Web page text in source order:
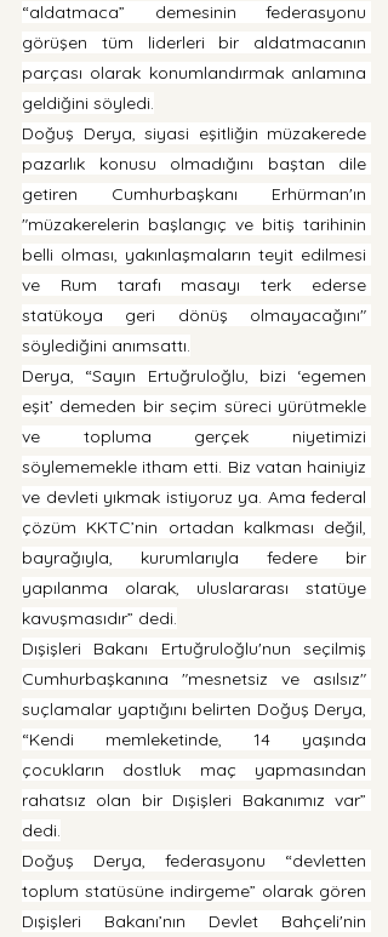
“aldatmaca” demesinin federasyonu
görüşen tüm liderleri bir aldatmacanın
parçası olarak konumlandırmak anlamına
geldiğini söyledi.
Doğuş Derya, siyasi eşitliğin müzakerede
pazarlık konusu olmadığını baştan dile
getiren Cumhurbaşkanı Erhürman'ın
"müzakerelerin başlangıç ve bitiş tarihinin
belli olması, yakınlaşmaların teyit edilmesi
ve Rum tarafı masayı terk ederse
statükoya geri dönüş olmayacağını"
söylediğini anımsattı.
Derya, “Sayın Ertuğruloğlu, bizi ‘egemen
eşit’ demeden bir seçim süreci yürütmekle
ve topluma gerçek niyetimizi
söylememekle itham etti. Biz vatan hainiyiz
ve devleti yıkmak istiyoruz ya. Ama federal
çözüm KKTC’nin ortadan kalkması değil,
bayrağıyla, kurumlarıyla federe bir
yapılanma olarak, uluslararası statüye
kavuşmasıdır” dedi.
Dışişleri Bakanı Ertuğruloğlu'nun seçilmiş
Cumhurbaşkanına "mesnetsiz ve asılsız"
suçlamalar yaptığını belirten Doğuş Derya,
“Kendi memleketinde, 14 yaşında
çocukların dostluk maç yapmasından
rahatsız olan bir Dışişleri Bakanımız var”
dedi.
Doğuş Derya, federasyonu “devletten
toplum statüsüne indirgeme” olarak gören
Dışişleri Bakanı’nın Devlet Bahçeli'nin